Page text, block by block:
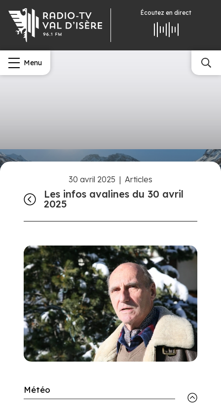
Écoutez en direct
Menu
30 avril 2025 | Articles
Les infos avalines du 30 avril
2025
Météo